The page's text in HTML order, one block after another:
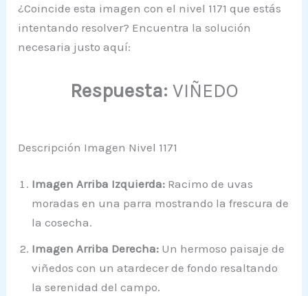
¿Coincide esta imagen con el nivel 1171 que estás
intentando resolver? Encuentra la solución
necesaria justo aquí:
Respuesta: VIÑEDO
Descripción Imagen Nivel 1171
Imagen Arriba Izquierda: Racimo de uvas
moradas en una parra mostrando la frescura de
la cosecha.
Imagen Arriba Derecha: Un hermoso paisaje de
viñedos con un atardecer de fondo resaltando
la serenidad del campo.